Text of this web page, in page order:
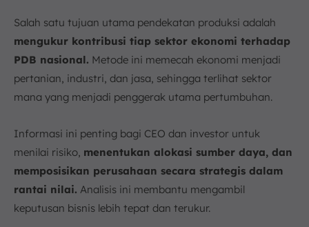
Salah satu tujuan utama pendekatan produksi adalah
mengukur kontribusi tiap sektor ekonomi terhadap
PDB nasional. Metode ini memecah ekonomi menjadi
pertanian, industri, dan jasa, sehingga terlihat sektor
mana yang menjadi penggerak utama pertumbuhan.
Informasi ini penting bagi CEO dan investor untuk
menilai risiko, menentukan alokasi sumber daya, dan
memposisikan perusahaan secara strategis dalam
rantai nilai. Analisis ini membantu mengambil
keputusan bisnis lebih tepat dan terukur.